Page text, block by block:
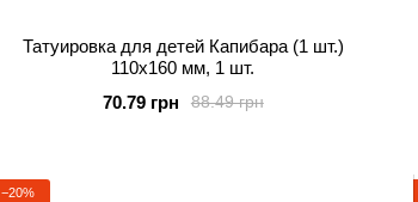
Татуировка для детей Капибара (1 шт.)
110х160 мм, 1 шт.
88.49 грн
70.79 грн
−20%